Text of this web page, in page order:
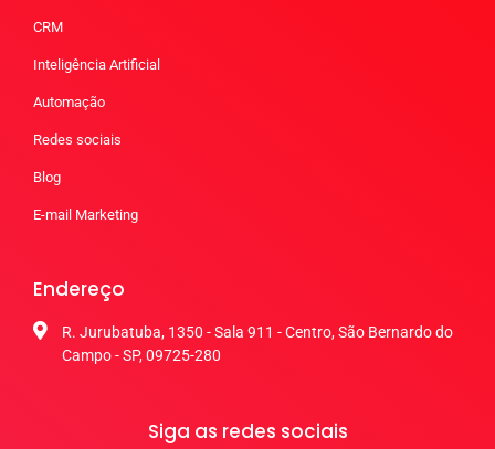
CRM
Inteligência Artificial
Automação
Redes sociais
Blog
E-mail Marketing
Endereço
R. Jurubatuba, 1350 - Sala 911 - Centro, São Bernardo do
Campo - SP, 09725-280
Siga as redes sociais